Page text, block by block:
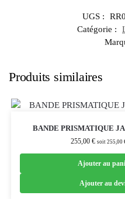
UGS :
Catégorie :
Produits similaires
BANDE PRISMATIQUE
255,00 € soit 255,00
Ajouter au
Ajouter au